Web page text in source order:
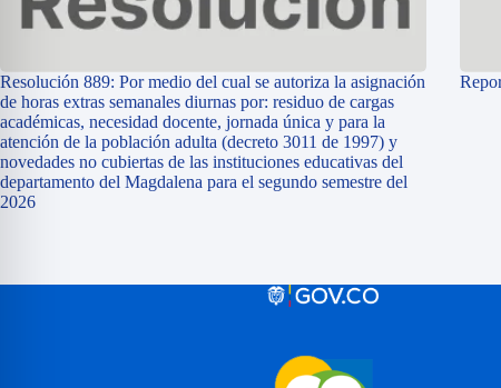
Resolución 889: Por medio del cual se autoriza la asignación
de horas extras semanales diurnas por: residuo de cargas
académicas, necesidad docente, jornada única y para la
atención de la población adulta (decreto 3011 de 1997) y
novedades no cubiertas de las instituciones educativas del
departamento del Magdalena para el segundo semestre del
2026